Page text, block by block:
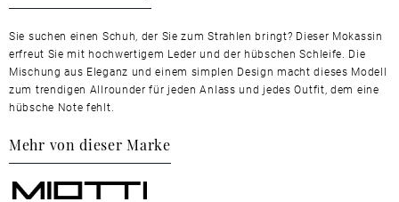
Sie suchen einen Schuh, der Sie zum Strahlen bringt? Dieser Mokassin
erfreut Sie mit hochwertigem Leder und der hübschen Schleife. Die
Mischung aus Eleganz und einem simplen Design macht dieses Modell
zum trendigen Allrounder für jeden Anlass und jedes Outfit, dem eine
hübsche Note fehlt.
Mehr von dieser Marke